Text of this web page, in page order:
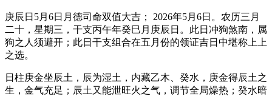
庚辰日5月6日月德司命双值大吉； 2026年5月6日。农历三月
二十，星期三，干支丙午年癸巳月庚辰日。此日冲狗煞南，属
狗之人须避开；此日干支组合在五月份的领证吉日中堪称上上
之选。
日柱庚金坐辰土，辰为湿土，内藏乙木、癸水，庚金得辰土之
生，金气充足；辰土又能泄旺火之气，调节全局燥热；癸水暗